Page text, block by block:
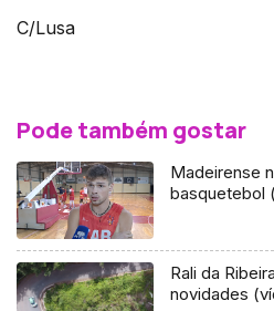
C/Lusa
Pode também gostar
Madeirense
basquetebol
Rali da
novidades